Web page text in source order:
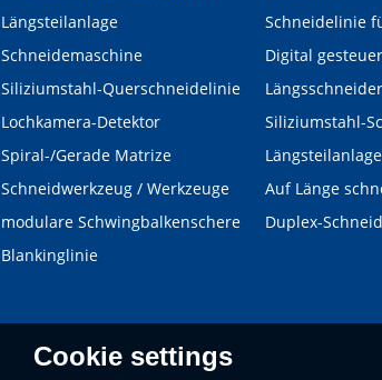
Längsteilanlage
Schneidemaschine
Siliziumstahl-Querschneidelinie
Längsschneider
Lochkamera-Detektor
Siliziumstahl-
Spiral-/Gerade Matrize
Längsteilanlage
Schneidwerkzeug / Werkzeuge
Auf Länge
modulare Schwingbalkenschere
Duplex-
Blankinglinie
Cookie settings